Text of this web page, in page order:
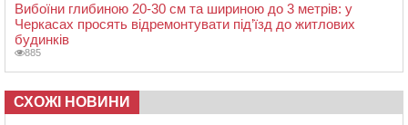
Вибоїни глибиною 20-30 см та шириною до 3 метрів: у
Черкасах просять відремонтувати під’їзд до житлових
будинків
885
СХОЖІ НОВИНИ